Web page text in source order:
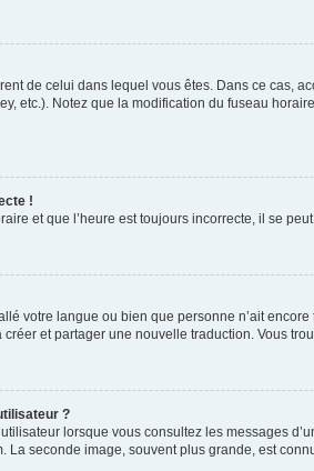
de celui dans lequel vous êtes. Dans ce cas,
etc.). Notez que la modification du fuseau
!
et que l’heure est toujours incorrecte, il se
votre langue ou bien que personne n’ait
et partager une nouvelle traduction. Vous
?
lorsque vous consultez les messages
seconde image, souvent plus grande, est